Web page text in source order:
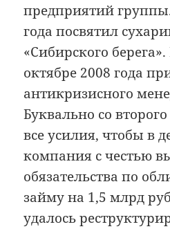
предприятий
года посвятил
«Сибирского
октябре 2008 года
антикризисного
Буквально со
все усилия, чтобы в
компания с честью
обязательства по
займу на 1,5 млрд
удалось